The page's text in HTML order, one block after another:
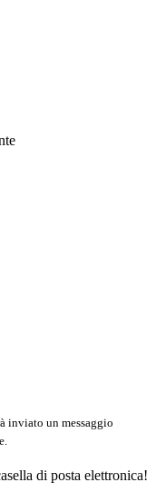
inviato un messaggio
di posta elettronica!